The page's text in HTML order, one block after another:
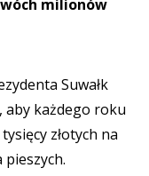
milionów
Suwałk
aby każdego roku
złotych na